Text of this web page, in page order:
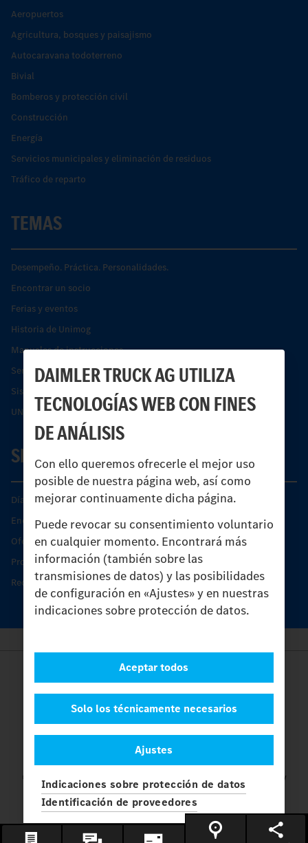
DAIMLER TRUCK AG UTILIZA
TECNOLOGÍAS WEB CON FINES
DE ANÁLISIS
Con ello queremos ofrecerle el mejor uso
posible de nuestra página web, así como
mejorar continuamente dicha página.
Puede revocar su consentimiento voluntario
en cualquier momento. Encontrará más
información (también sobre las
transmisiones de datos) y las posibilidades
de configuración en «Ajustes» y en nuestras
indicaciones sobre protección de datos.
Ajustes
Solo los técnicamente necesarios
Aceptar todos
Indicaciones sobre protección de datos
Identificación de proveedores
Aeropuertos
Agricultura, bosques y paisajismo
Autocaravana todoterreno
Bivial
Bomberos y protección civil
Construcción
Energía
Servicios municipales y eliminación de residuos
Tráfico de reparto
TEMAS
Desempeño. Práctica. Personalidades.
Encontrar un socio
Ferias y eventos
Historia de Unimog
Manuales de instrucciones
Servicios financieros
Sistemas de asistencia de seguridad Econic
UNI-TOUCH®
SERVICIO
Días de Servicio del Unimog
Encontrar un socio
Oferta de servicio del Unimog
Productos de piezas y servicio
Recambios originales
Provider
Contacto
Protección de datos
Ajustes
© 2026 Daimler Truck AG. Reservados todos los derechos.
y
Mercedes-Benz son marcas deMercedes-Benz Group AG.